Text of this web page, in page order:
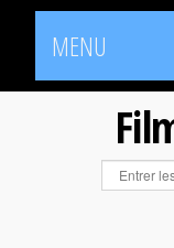
MENU